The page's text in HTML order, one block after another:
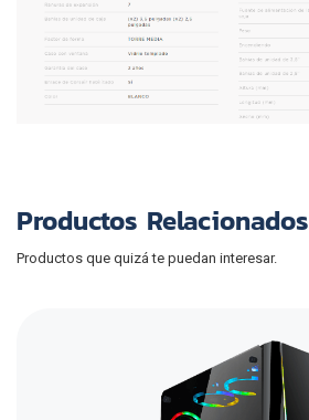
Productos Relacionados
Productos que quizá te puedan interesar.